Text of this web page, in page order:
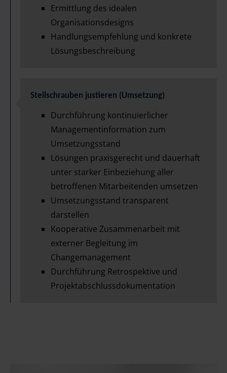
Ermittlung des idealen
Organisationsdesigns
Handlungsempfehlung und konkrete
Lösungsbeschreibung
Stellschrauben justieren (Umsetzung)
Durchführung kontinuierlicher
Managementinformation zum
Umsetzungsstand
Lösungen praxisgerecht und dauerhaft
unter starker Einbeziehung aller
betroffenen Mitarbeitenden umsetzen
Umsetzungsstand transparent
darstellen
Kooperative Zusammenarbeit mit
externer Begleitung im
Changemanagement
Durchführung Retrospektive und
Projektabschlussdokumentation